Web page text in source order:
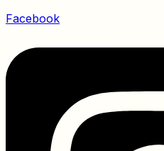
Facebook